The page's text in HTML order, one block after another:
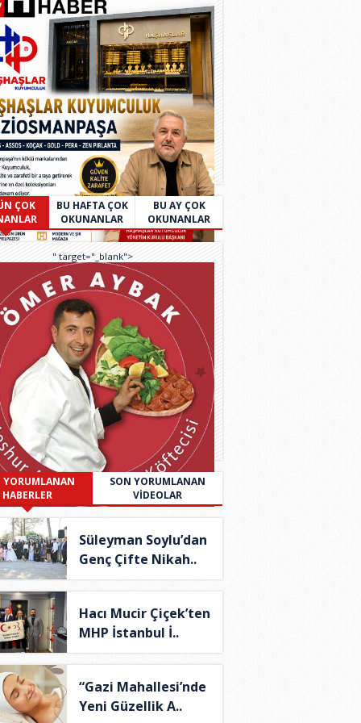
ÇOK
BU HAFTA ÇOK
OKUNANLAR
BU AY ÇOK
OKUNANLAR
" target="_blank">
YORUMLANAN
HABERLER
SON YORUMLANAN
VİDEOLAR
Süleyman Soylu’dan
Genç Çifte Nikah..
Hacı Mucir Çiçek’ten
MHP İstanbul İ..
“Gazi Mahallesi’nde
Yeni Güzellik A..